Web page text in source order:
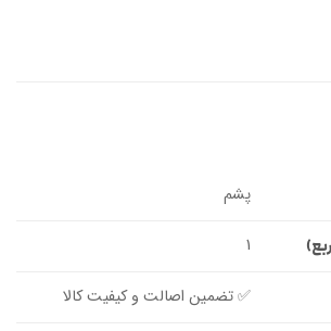
پشم
1
✅ تضمین اصالت و کیفیت کالا